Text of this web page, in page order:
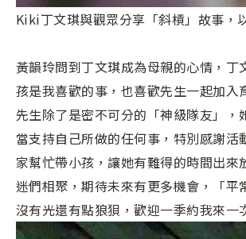
Kiki丁文琪與觀眾分享「斜槓」故事，
黃韻玲問到丁文琪成為母親的心情，丁
孩是我喜歡的事，也喜歡先生一起加入
先生除了是密不可分的「神級隊友」，
當支持自己所做的任何事，特別感謝活
家幫忙帶小孩，讓她有難得的時間出來
迷們相聚，期待未來有更多機會，「平
沒有光還有點狼狽，歡迎一季約我來一